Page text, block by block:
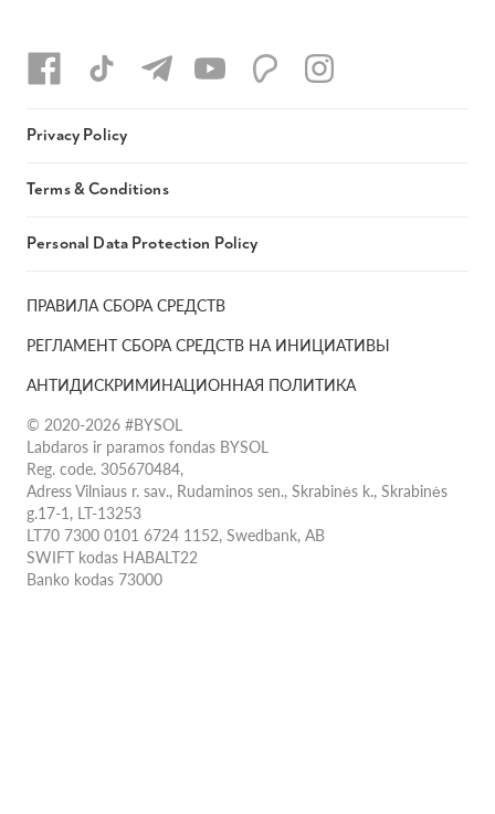
ПРАВИЛА СБОРА СРЕДСТВ
РЕГЛАМЕНТ СБОРА СРЕДСТВ НА ИНИЦИАТИВЫ
АНТИДИСКРИМИНАЦИОННАЯ ПОЛИТИКА
© 2020-2026 #BYSOL
Labdaros ir paramos fondas BYSOL
Reg. code. 305670484,
Adress Vilniaus r. sav., Rudaminos sen., Skrabinės k., Skrabinės
g.17-1, LT-13253
LT70 7300 0101 6724 1152, Swedbank, AB
SWIFT kodas HABALT22
Banko kodas 73000
Privacy Policy
Terms & Conditions
Personal Data Protection Policy